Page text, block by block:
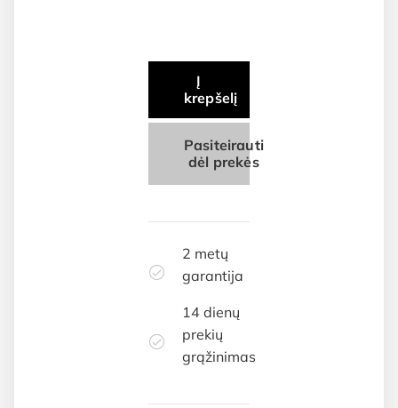
Į
krepšelį
Pasiteirauti
dėl prekės
2 metų
garantija
14 dienų
prekių
grąžinimas